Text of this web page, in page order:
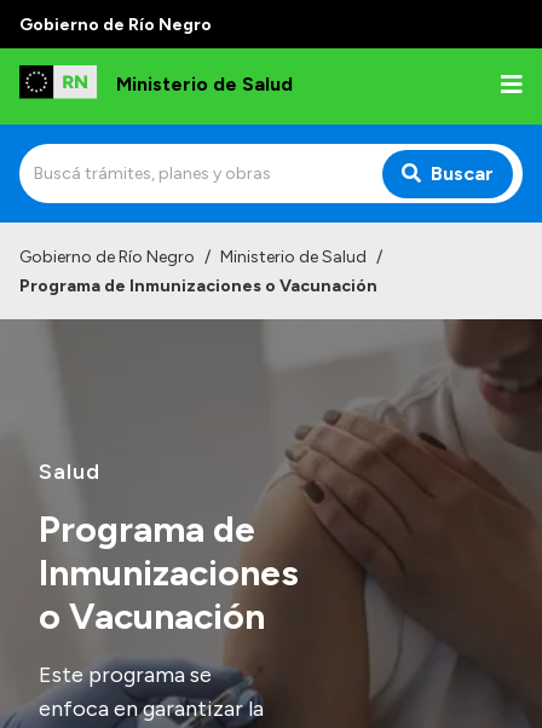
Gobierno de Río Negro
Ministerio de Salud
Buscar
Transparencia
Presupuesto
Boletín Oficial
Compras y licitaciones
Consulta de expedientes
Gobierno de Río Negro / Ministerio de Salud /
Programa de Inmunizaciones o Vacunación
Salud
Programa de
Inmunizaciones
o Vacunación
Este programa se
enfoca en garantizar la